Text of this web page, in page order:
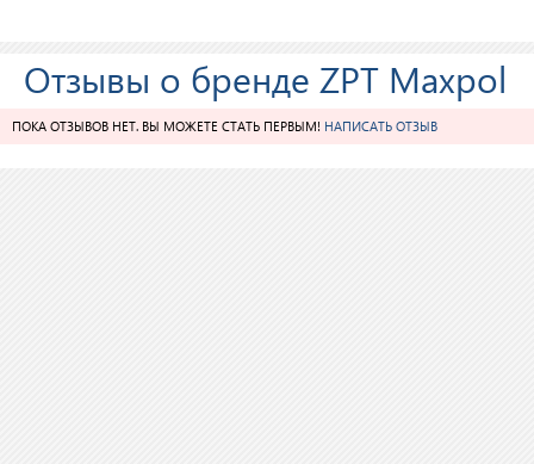
Отзывы о бренде ZPT Maxpol
ПОКА ОТЗЫВОВ НЕТ. ВЫ МОЖЕТЕ СТАТЬ ПЕРВЫМ! НАПИСАТЬ ОТЗЫВ